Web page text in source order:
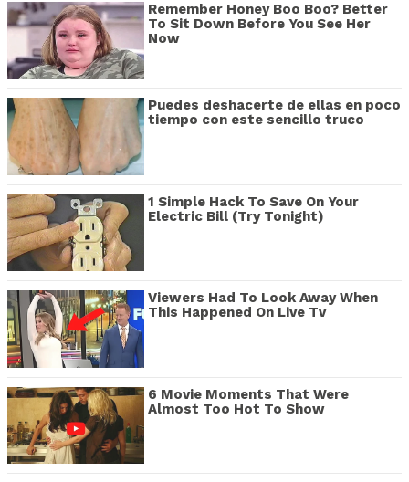
Remember Honey Boo Boo? Better
To Sit Down Before You See Her
Now
Puedes deshacerte de ellas en poco
tiempo con este sencillo truco
1 Simple Hack To Save On Your
Electric Bill (Try Tonight)
Viewers Had To Look Away When
This Happened On Live Tv
6 Movie Moments That Were
Almost Too Hot To Show